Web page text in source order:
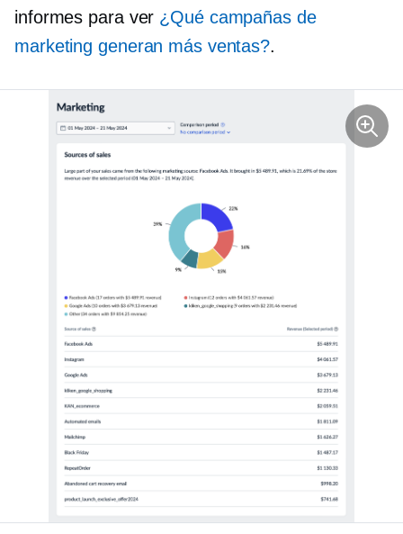
informes para ver ¿Qué campañas de
marketing generan más ventas?.